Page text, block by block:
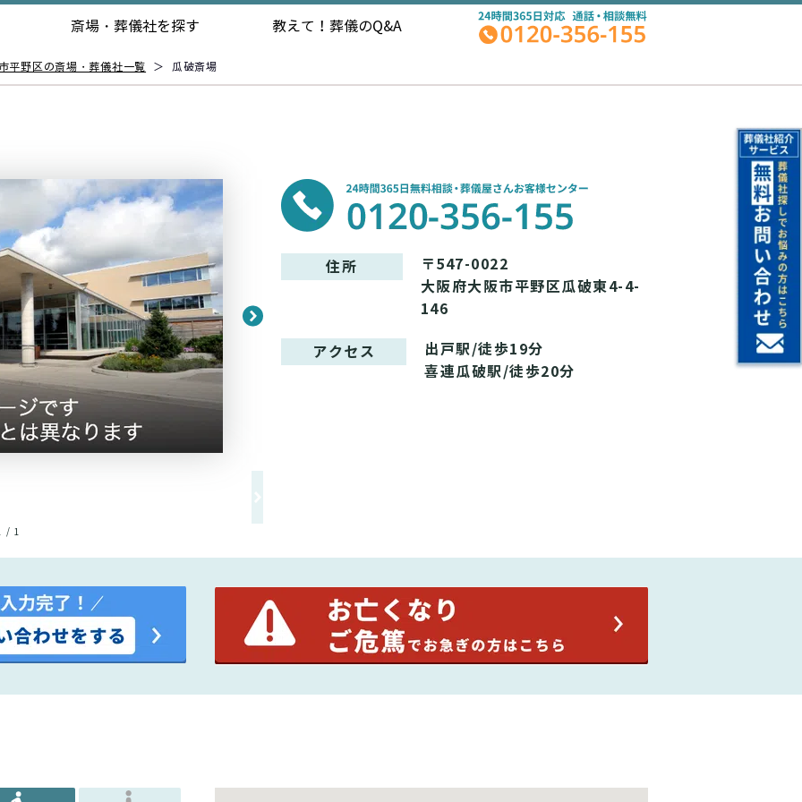
斎場・葬儀社を探す 教えて！ 葬儀のQ&A
平野区の斎場・葬儀社一覧 ＞ 瓜破斎場
/ 1
住所
〒547-0022
大阪府大阪市平野区瓜破東4-4-
146
アクセス
出戸駅/徒歩19分
喜連瓜破駅/徒歩20分